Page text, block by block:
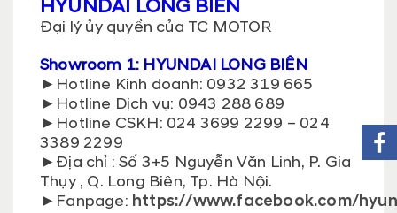
HYUNDAI LONG BIÊN
Đại lý ủy quyền của TC MOTOR
Showroom 1: HYUNDAI LONG BIÊN
► Hotline Kinh doanh: 0932 319 665
►Hotline Dịch vụ: 0943 288 689
► Hotline CSKH: 024 3699 2299 – 024
3389 2299
► Địa chỉ : Số 3+5 Nguyễn Văn Linh, P. Gia
Thụy , Q. Long Biên, Tp. Hà Nội.
► Fanpage: https://www.facebook.com/